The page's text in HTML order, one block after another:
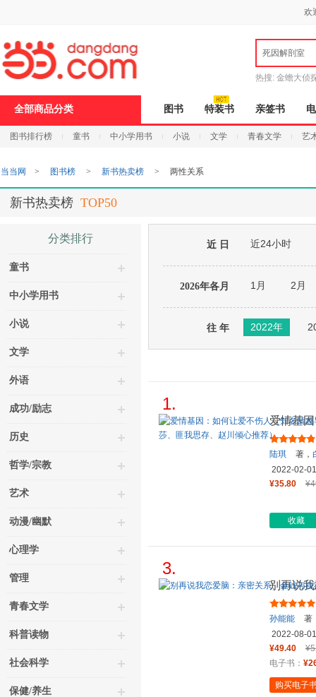
欢
死因解剖室
热搜: 金蟾大侦
全部商品分类 图书 特装书 亲签书
图书排行榜 童书 中小学用书 小说 文学 青春文学 艺
打
开
无
障
页
加
当当网 > 图书榜 > 新书热卖榜 > 两性关系
新书热卖榜 TOP50
分类排行
童书
中小学用书
小说
文学
外语
成功/励志
历史
哲学/宗教
艺术
动漫/幽默
心理学
管理
青春文学
科普读物
社会科学
保健/养生
近 日 近24小时
2026年各月 1月 2月
往 年 2022年
1.
爱情基
师陆琪
陆琪 著，
2022-02-01
¥35.80
收藏
3.
别再说
（当当
孙能能
著
2022-08-01
¥49.40
电子书：
购买电子